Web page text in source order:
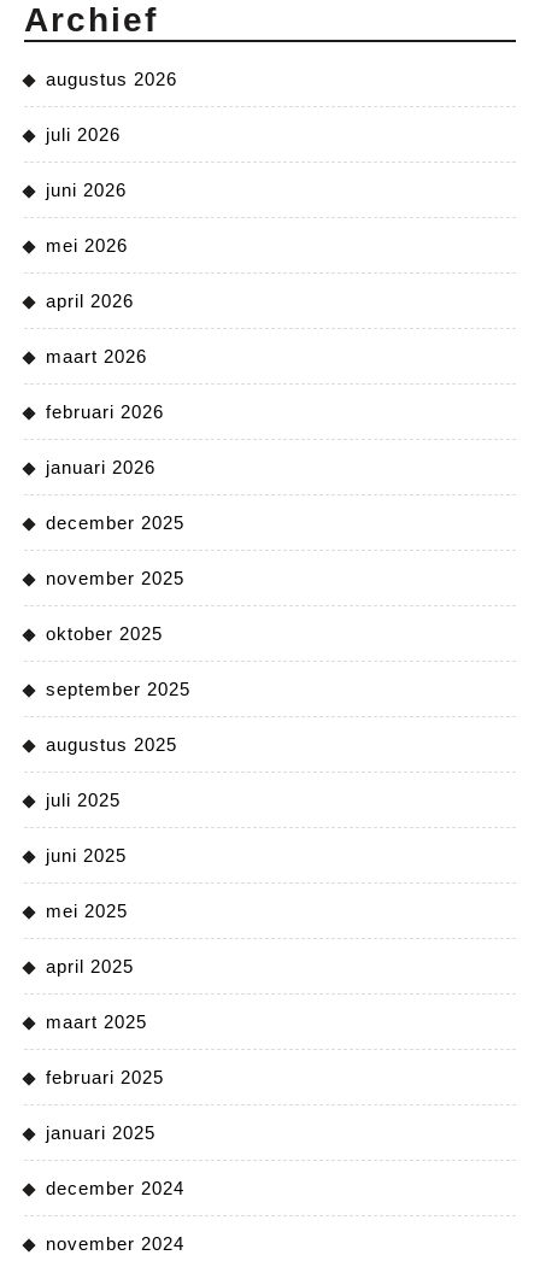
Archief
augustus 2026
juli 2026
juni 2026
mei 2026
april 2026
maart 2026
februari 2026
januari 2026
december 2025
november 2025
oktober 2025
september 2025
augustus 2025
juli 2025
juni 2025
mei 2025
april 2025
maart 2025
februari 2025
januari 2025
december 2024
november 2024